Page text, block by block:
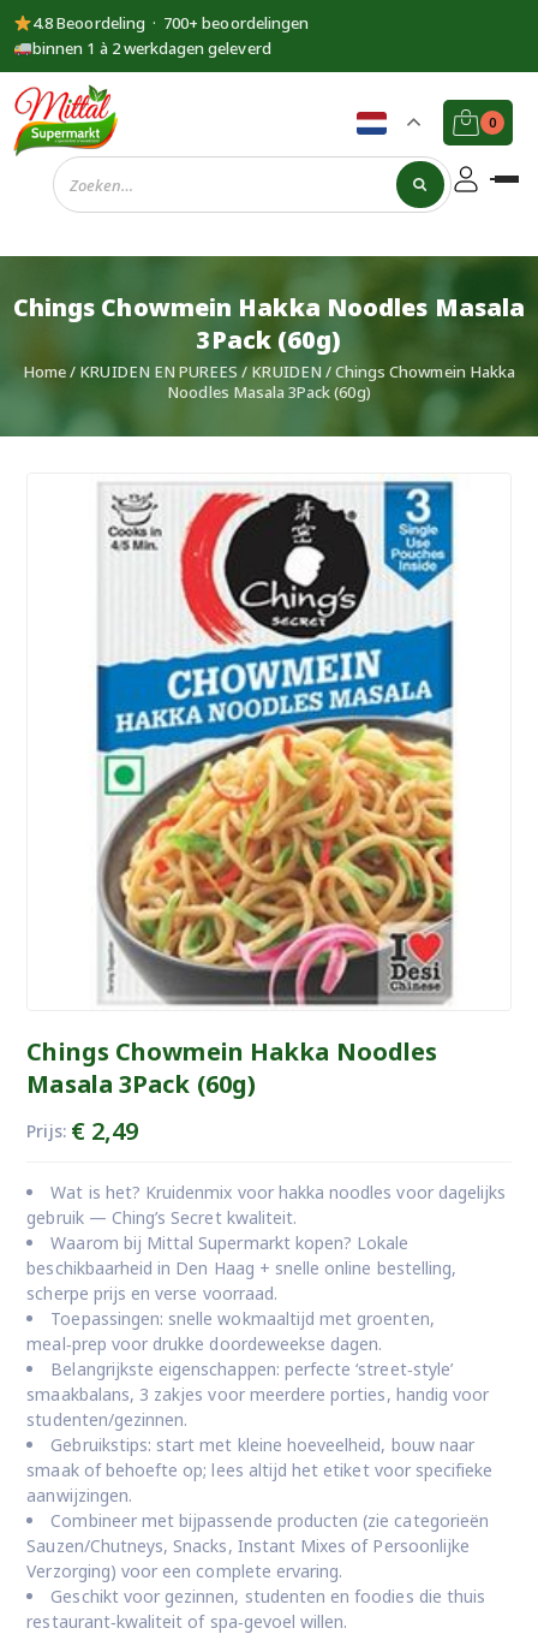
4.8 Beoordeling · 700+ beoordelingen
binnen 1 à 2 werkdagen geleverd
Supermarkt
Mittal
0
Chings Chowmein Hakka Noodles Masala
3Pack (60g)
Home/ KRUIDEN EN PUREES/ KRUIDEN / Chings Chowmein Hakka
Noodles Masala 3Pack (60g)
Chings Chowmein Hakka Noodles
Masala 3Pack (60g)
Prijs: €2,49
Wat is het? Kruidenmix voor hakka noodles voor dagelijks
gebruik — Ching’s Secret kwaliteit.
Waarom bij Mittal Supermarkt kopen? Lokale
beschikbaarheid in Den Haag + snelle online bestelling,
scherpe prijs en verse voorraad.
Toepassingen: snelle wokmaaltijd met groenten,
meal‑prep voor drukke doordeweekse dagen.
Belangrijkste eigenschappen: perfecte ‘street‑style’
smaakbalans, 3 zakjes voor meerdere porties, handig voor
studenten/gezinnen.
Gebruikstips: start met kleine hoeveelheid, bouw naar
smaak of behoefte op; lees altijd het etiket voor specifieke
aanwijzingen.
Combineer met bijpassende producten (zie categorieën
Sauzen/Chutneys, Snacks, Instant Mixes of Persoonlijke
Verzorging) voor een complete ervaring.
Geschikt voor gezinnen, studenten en foodies die thuis
restaurant‑kwaliteit of spa‑gevoel willen.